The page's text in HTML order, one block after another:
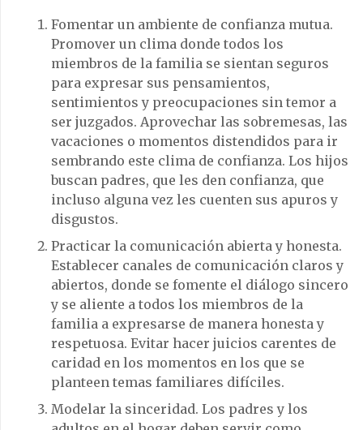
Fomentar un ambiente de confianza mutua.
Promover un clima donde todos los
miembros de la familia se sientan seguros
para expresar sus pensamientos,
sentimientos y preocupaciones sin temor a
ser juzgados. Aprovechar las sobremesas, las
vacaciones o momentos distendidos para ir
sembrando este clima de confianza. Los hijos
buscan padres, que les den confianza, que
incluso alguna vez les cuenten sus apuros y
disgustos.
Practicar la comunicación abierta y honesta.
Establecer canales de comunicación claros y
abiertos, donde se fomente el diálogo sincero
y se aliente a todos los miembros de la
familia a expresarse de manera honesta y
respetuosa. Evitar hacer juicios carentes de
caridad en los momentos en los que se
planteen temas familiares difíciles.
Modelar la sinceridad. Los padres y los